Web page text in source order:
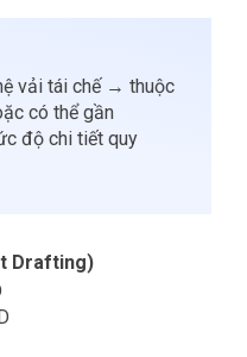
vải tái chế → thuộc
có thể gần
độ chi tiết quy
Drafting)